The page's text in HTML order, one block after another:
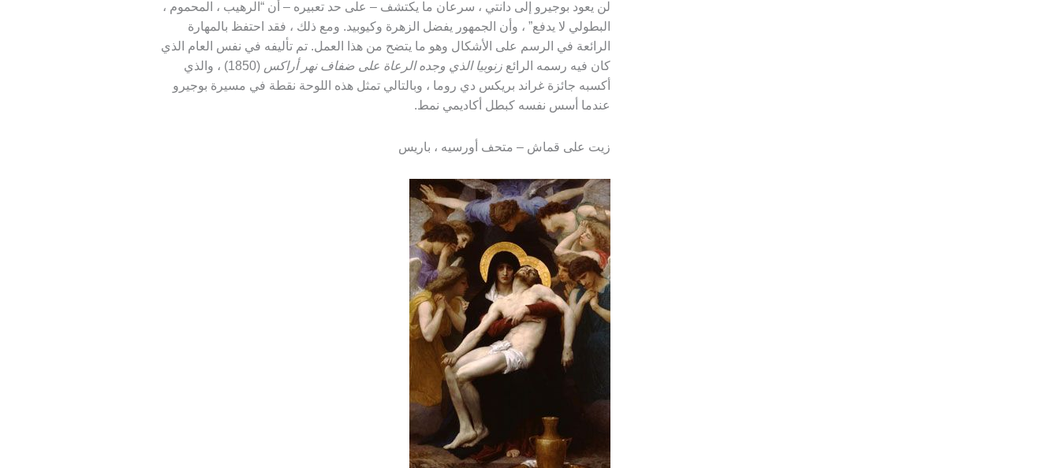
لن يعود بوجيرو إلى دانتي ، سرعان ما يكتشف – على حد تعبيره – أن “الرهيب ، المحموم ،
البطولي لا يدفع” ، وأن الجمهور يفضل الزهرة وكيوبيد. ومع ذلك ، فقد احتفظ بالمهارة
الرائعة في الرسم على الأشكال وهو ما يتضح من هذا العمل. تم تأليفه في نفس العام الذي
كان فيه رسمه الرائع زنوبيا الذي وجده الرعاة على ضفاف نهر أراكس
(1850) ، والذي
أكسبه جائزة غراند بريكس دي روما ، وبالتالي تمثل هذه اللوحة نقطة في مسيرة بوجيرو
عندما أسس نفسه كبطل أكاديمي نمط.
زيت على قماش – متحف أورسيه ، باريس